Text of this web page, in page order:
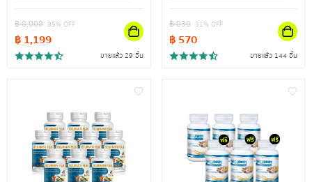
฿8,000 85% OFF
฿1,199
ขายแล้ว 29 ชิ้น
฿830 31% OFF
฿570
ขายแล้ว 144 ชิ้น